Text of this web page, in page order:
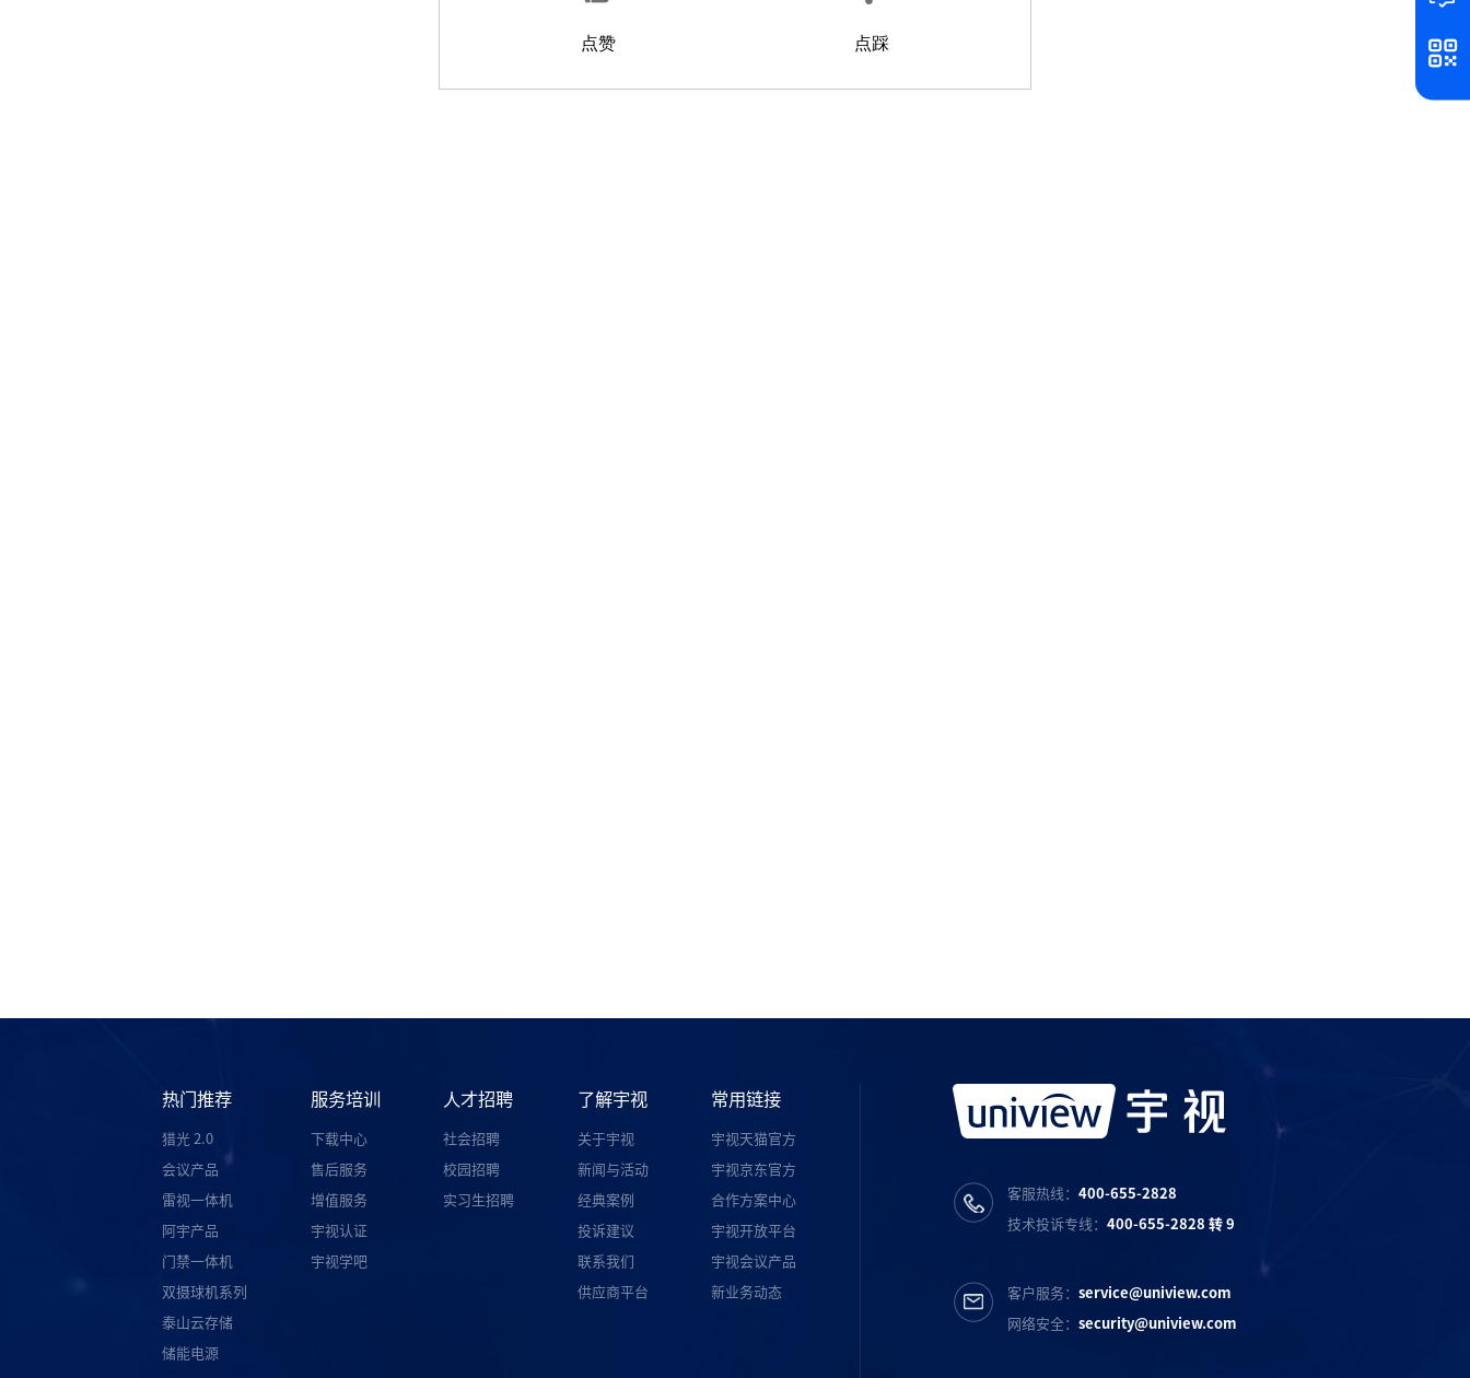
热门推荐
猎光 2.0
会议产品
雷视一体机
阿宇产品
门禁一体机
双摄球机系列
泰山云存储
储能电源
服务培训
下载中心
售后服务
增值服务
宇视认证
宇视学吧
人才招聘
社会招聘
校园招聘
实习生招聘
了解宇视
关于宇视
新闻与活动
经典案例
投诉建议
联系我们
供应商平台
常用链接
宇视天猫官方
宇视京东官方
合作方案中心
宇视开放平台
宇视会议产品
新业务动态
客服热线：400-655-2828
技术投诉专线：400-655-2828 转 9
客户服务：service@uniview.com
网络安全：security@uniview.com